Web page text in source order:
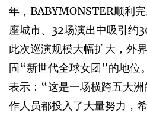
年，BABYMONSTER顺利
座城市、32场演出中吸引约
此次巡演规模大幅扩大，外
固“新世代全球女团”的地
表示：“这是一场横跨五大
作人员都投入了大量努力，